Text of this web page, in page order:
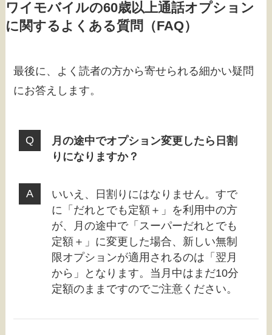
ワイモバイルの60歳以上通話オプション
に関するよくある質問（FAQ）
最後に、よく読者の方から寄せられる細かい疑問
にお答えします。
月の途中でオプション変更したら日割
りになりますか？
いいえ、日割りにはなりません。すで
に「だれとでも定額＋」を利用中の方
が、月の途中で「スーパーだれとでも
定額＋」に変更した場合、新しい無制
限オプションが適用されるのは「翌月
から」となります。当月中はまだ10分
定額のままですのでご注意ください。